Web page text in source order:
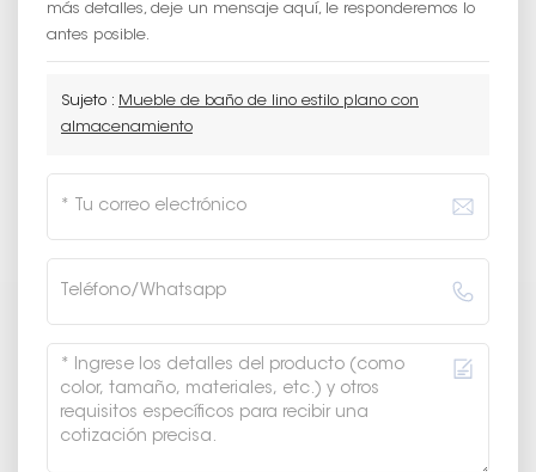
más detalles, deje un mensaje aquí, le responderemos lo
antes posible.
Sujeto : Mueble de baño de lino estilo plano con
almacenamiento